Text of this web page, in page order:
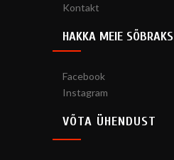
Kontakt
HAKKA MEIE SÕBRAKS
Facebook
Instagram
VÕTA ÜHENDUST